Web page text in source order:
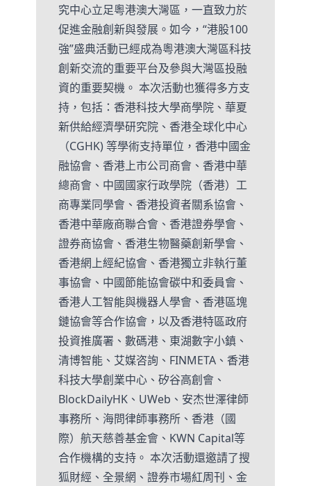
究中心立足粵港澳大灣區，一直致力於
促進金融創新與發展。如今，“港股100
強”盛典活動已經成為粵港澳大灣區科技
創新交流的重要平台及參與大灣區投融
資的重要契機。 本次活動也獲得多方支
持，包括：香港科技大學商學院、華夏
新供給經濟學研究院、香港全球化中心
（CGHK) 等學術支持單位，香港中國金
融協會、香港上市公司商會、香港中華
總商會、中國國家行政學院（香港）工
商專業同學會、香港投資者關系協會、
香港中華廠商聯合會、香港證券學會、
證券商協會、香港生物醫藥創新學會、
香港網上經紀協會、香港獨立非執行董
事協會、中國節能協會碳中和委員會、
香港人工智能與機器人學會、香港區塊
鏈協會等合作協會，以及香港特區政府
投資推廣署、數碼港、東湖數字小鎮、
清博智能、艾媒咨詢、FINMETA、香港
科技大學創業中心、矽谷高創會、
BlockDailyHK、UWeb、安杰世澤律師
事務所、海問律師事務所、香港（國
際）航天慈善基金會、KWN Capital等
合作機構的支持。 本次活動還邀請了搜
狐財經、全景網、證券市場紅周刊、金